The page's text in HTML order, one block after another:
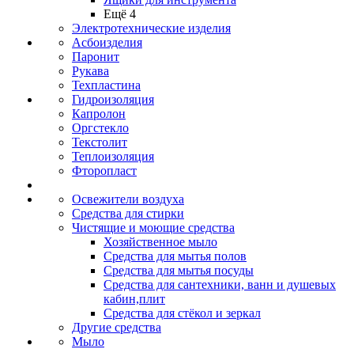
Ещё 4
Электротехнические изделия
Асбоизделия
Паронит
Рукава
Техпластина
Гидроизоляция
Капролон
Оргстекло
Текстолит
Теплоизоляция
Фторопласт
Освежители воздуха
Средства для стирки
Чистящие и моющие средства
Хозяйственное мыло
Средства для мытья полов
Средства для мытья посуды
Средства для сантехники, ванн и душевых
кабин,плит
Средства для стёкол и зеркал
Другие средства
Мыло